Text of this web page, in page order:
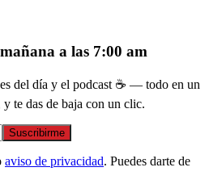
a las 7:00 am
del día y el podcast ☕ — todo en un
te das de baja con un clic.
Suscribirme
aviso de privacidad. Puedes darte de